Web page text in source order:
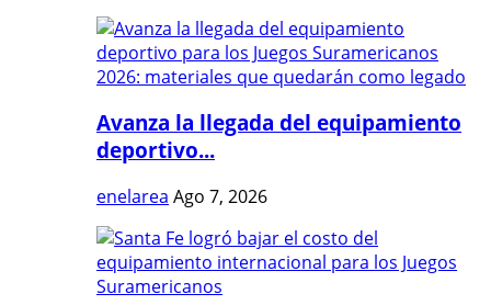
Avanza la llegada del equipamiento
deportivo...
enelarea Ago 7, 2026